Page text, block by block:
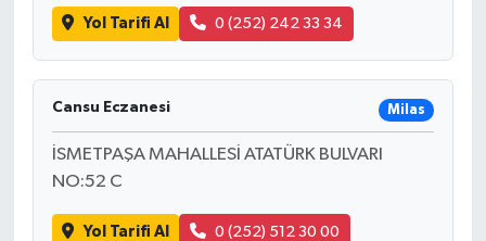
Yol Tarifi Al 0 (252) 242 33 34
Cansu Eczanesi Milas
İSMETPAŞA MAHALLESİ ATATÜRK BULVARI
NO:52 C
Yol Tarifi Al 0 (252) 512 30 00